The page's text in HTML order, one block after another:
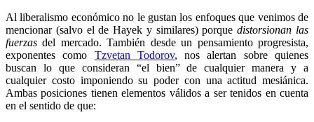
Al liberalismo económico no le gustan los enfoques que venimos de
mencionar (salvo el de Hayek y similares) porquedistorsionan las
fuerzas del mercado. También desde un pensamiento progresista,
exponentes como Tzvetan Todorov, nos alertan sobre quienes
buscan lo que consideran “el bien” de cualquier manera y a
cualquier costo imponiendo su poder con una actitud mesiánica.
Ambas posiciones tienen elementos válidos a ser tenidos en cuenta
en el sentido de que: